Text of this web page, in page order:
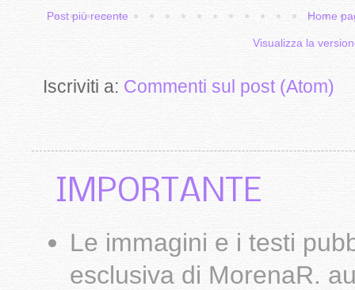
Post più recente Home
Visualizza la
Iscriviti a: Commenti sul post (Atom)
IMPORTANTE
Le immagini e i testi
esclusiva di MorenaR.